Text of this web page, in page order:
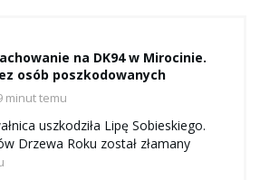
na DK94 w Mirocinie.
osób poszkodowanych
minut temu
uszkodziła Lipę Sobieskiego.
Drzewa Roku został złamany